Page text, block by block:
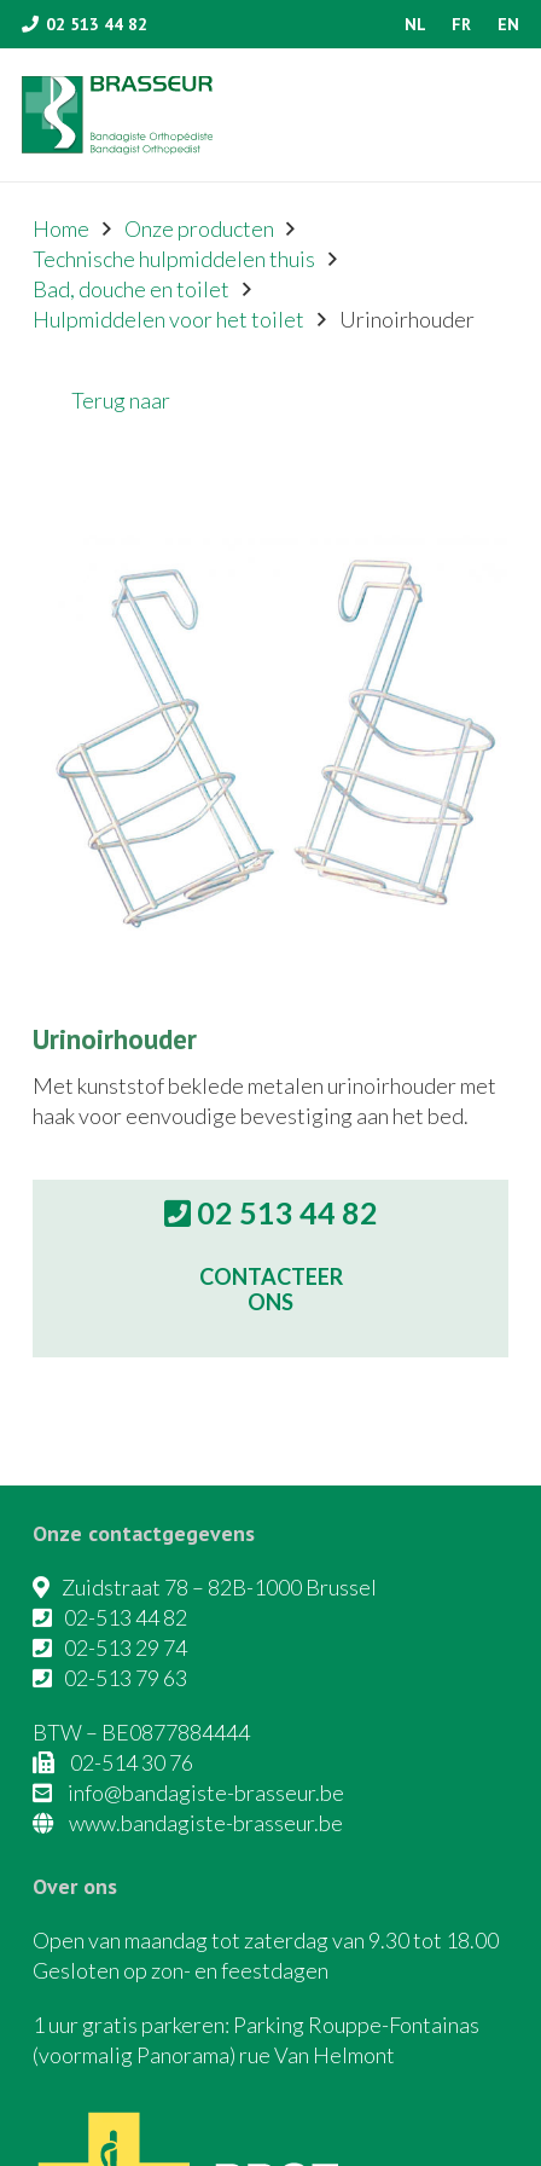
02 513 44 82 NL FR EN
Home
Onze producten
Technische hulpmiddelen thuis
Bad, douche en toilet
Hulpmiddelen voor het toilet
Urinoirhouder
Terug naar
Urinoirhouder
Met kunststof beklede metalen urinoirhouder met
haak voor eenvoudige bevestiging aan het bed.
02 513 44 82
CONTACTEER
ONS
Onze contactgegevens
Zuidstraat 78 – 82B-1000 Brussel
02-513 44 82
02-513 29 74
02-513 79 63
BTW – BE0877884444
02-514 30 76
info@bandagiste-brasseur.be
www.bandagiste-brasseur.be
Over ons
Open van maandag tot zaterdag van 9.30 tot 18.00
Gesloten op zon- en feestdagen
1 uur gratis parkeren: Parking Rouppe-Fontainas
(voormalig Panorama) rue Van Helmont